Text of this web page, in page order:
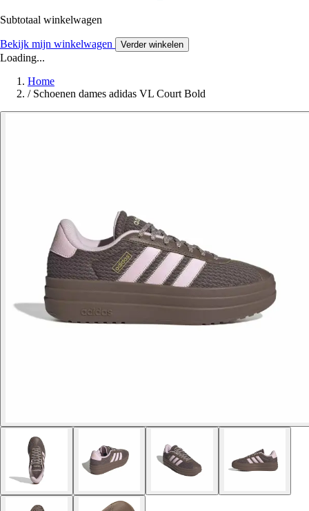
Subtotaal winkelwagen
Bekijk mijn winkelwagen Verder winkelen
Loading...
Home
/ Schoenen dames adidas VL Court Bold